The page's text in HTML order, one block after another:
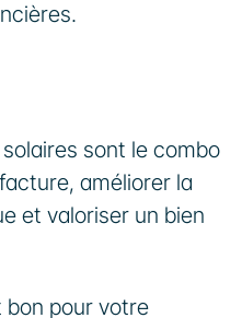
sont le combo
améliorer la
et valoriser un bien
bon pour votre